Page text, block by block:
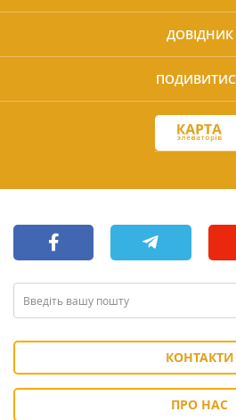
ДОВІДНИК
КОНТАКТИ
ПРО НАС